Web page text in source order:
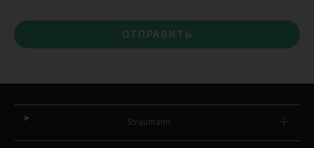
ОТПРАВИТЬ
Straumann